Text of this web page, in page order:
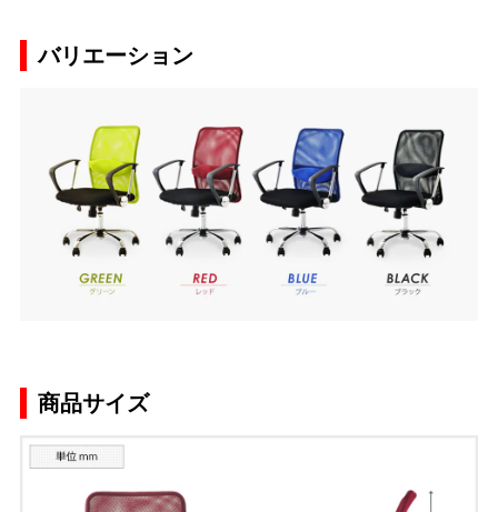
バリエーション
商品サイズ